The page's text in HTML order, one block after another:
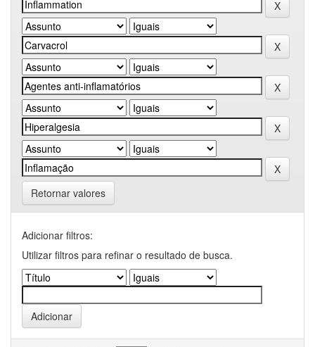
Retornar valores
Adicionar filtros:
Utilizar filtros para refinar o resultado de busca.